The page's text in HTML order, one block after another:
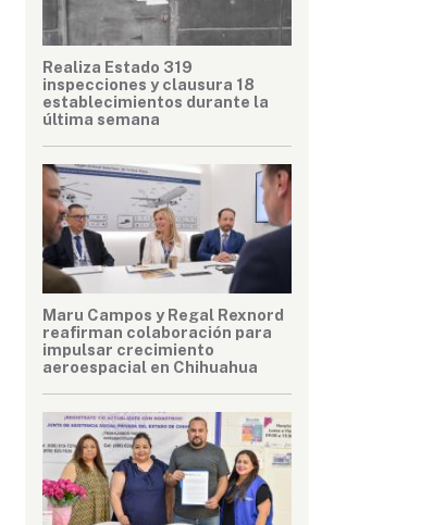
Realiza Estado 319
inspecciones y clausura 18
establecimientos durante la
última semana
Maru Campos y Regal Rexnord
reafirman colaboración para
impulsar crecimiento
aeroespacial en Chihuahua